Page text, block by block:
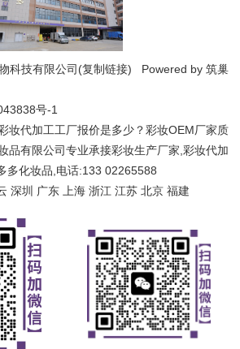
科技有限公司(复制链接) Powered by 筑巢
号-1
妆代加工工厂报价是多少？彩妆OEM厂家质
品有限公司专业承接彩妆生产厂家,彩妆代加
多化妆品,电话:133 02265588
深圳 广东 上海 浙江 江苏 北京 福建